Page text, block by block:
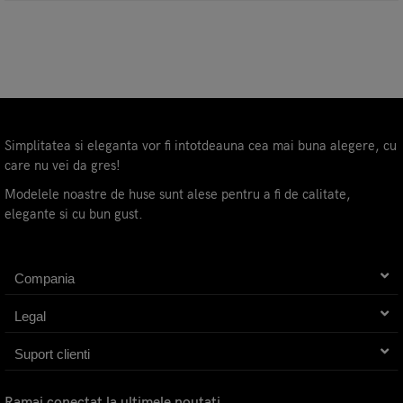
Simplitatea si eleganta vor fi intotdeauna cea mai buna alegere, cu
care nu vei da gres!
Modelele noastre de huse sunt alese pentru a fi de calitate,
elegante si cu bun gust.
Compania
Legal
Suport clienti